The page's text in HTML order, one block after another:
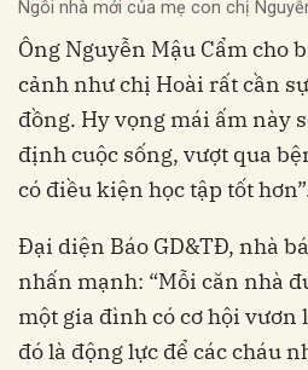
Ngôi nhà mới của mẹ con chị
Ông Nguyễn Mậu Cẩm cho
cảnh như chị Hoài rất cần
đồng. Hy vọng mái ấm này
định cuộc sống, vượt qua
có điều kiện học tập tốt
Đại diện Báo GD&TĐ, nhà
nhấn mạnh: “Mỗi căn nhà
một gia đình có cơ hội vươn
đó là động lực để các cháu